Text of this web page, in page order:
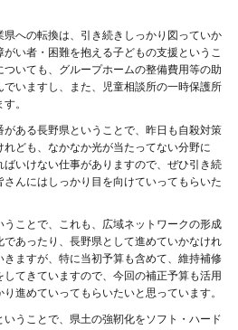
への転換は、引き続きしっかり図っていか
い者・困難を抱える子どもの支援というこ
いても、グループホームの整備費用等の助
いますし、また、児童相談所の一時保護所
。
ある長野県ということで、昨日も自殺対策
ども、なかなか光が当たってない分野に
いけない仕事がありますので、ぜひ引き続
んにはしっかり目を向けていってもらいた
ことで、これも、広域ネットワークの形成
あったり、長野県として進めていかなけれ
ますが、特に当初予算も含めて、維持補修
てきていますので、今回の補正予算も活用
進めていってもらいたいと思っています。
うことで、県土の強靭化をソフト・ハード